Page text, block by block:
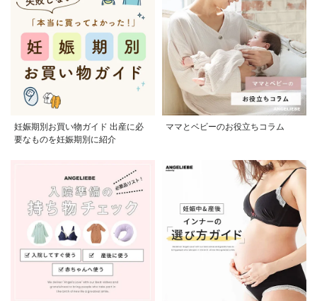
妊娠期別お買い物ガイド 出産に必
要なものを妊娠期別に紹介
ママとベビーのお役立ちコラム